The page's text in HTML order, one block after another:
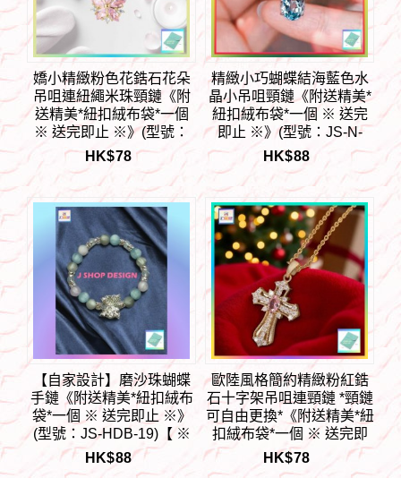
嬌小精緻粉色花鋯石花朵
吊咀連紐繩米珠頸鏈《附
送精美*紐扣絨布袋*一個
※ 送完即止 ※》(型號：
JS-N-167)【長期優惠 9折
※一次過購買兩件 85折,
一次過購買三件或以上一
律8折※ 包順豐運費】
HK$78
精緻小巧蝴蝶結海藍色水
晶小吊咀頸鏈《附送精美*
紐扣絨布袋*一個 ※ 送完
即止 ※》(型號：JS-N-
148)【長期優惠 9折※一次
過購買兩件 85折, 一次過
購買三件或以上一律8折※
包順豐運費】
HK$88
【自家設計】磨沙珠蝴蝶
手鏈《附送精美*紐扣絨布
袋*一個 ※ 送完即止 ※》
(型號：JS-HDB-19)【 ※
長期優惠 9折, 第二件 85
折, 第三件開始一律8折※
HK$88
歐陸風格簡約精緻粉紅鋯
石十字架吊咀連頸鏈 *頸鏈
可自由更換*《附送精美*紐
扣絨布袋*一個 ※ 送完即
止 ※》(型號：JS-CRN-
25)【長期優惠 9折※一次
HK$78